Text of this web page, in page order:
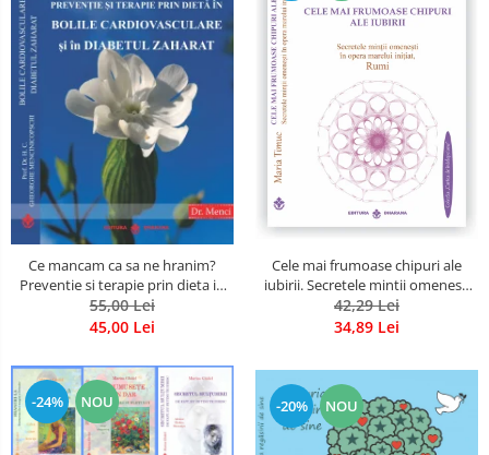
Ce mancam ca sa ne hranim?
Preventie si terapie prin dieta in
bolile cardiovasculare si in
diabetul zaharat
55,00 Lei
45,00 Lei
Cele mai frumoase chipuri ale
iubirii. Secretele mintii omenesti
in opera marelui initiat, Rumi
42,29 Lei
34,89 Lei
-24% NOU -20% NOU